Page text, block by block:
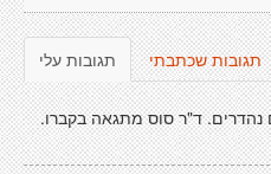
תגובות עלי תגובות שכתבתי
ד"ר סוס מתגאה בקברו.